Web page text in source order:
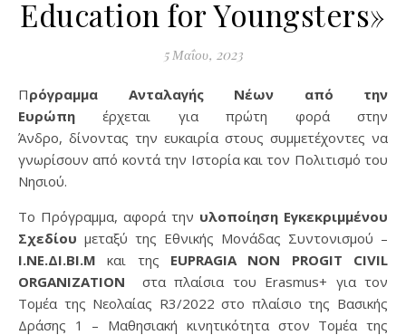
Education for Youngsters»
5 Μαΐου, 2023
Πρόγραμμα Ανταλαγής Νέων από την
Ευρώπη έρχεται για πρώτη φορά στην
Άνδρο, δίνοντας την ευκαιρία στους συμμετέχοντες να
γνωρίσουν από κοντά την Ιστορία και τον Πολιτισμό του
Νησιού.
Το Πρόγραμμα, αφορά την υλοποίηση Εγκεκριμμένου
Σχεδίου μεταξύ της Εθνικής Μονάδας Συντονισμού –
Ι.ΝΕ.ΔΙ.ΒΙ.Μ και της EUPRAGIA NON PROGIT CIVIL
ORGANIZATION στα πλαίσια του Erasmus+ για τον
Τομέα της Νεολαίας R3/2022 στο πλαίσιο της Βασικής
Δράσης 1 – Μαθησιακή κινητικότητα στον Τομέα της